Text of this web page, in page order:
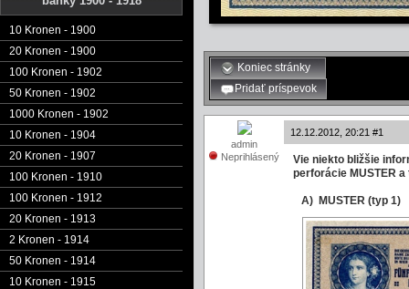
10 Kronen - 1900
20 Kronen - 1900
100 Kronen - 1902
50 Kronen - 1902
1000 Kronen - 1902
10 Kronen - 1904
20 Kronen - 1907
100 Kronen - 1910
100 Kronen - 1912
20 Kronen - 1913
2 Kronen - 1914
50 Kronen - 1914
10 Kronen - 1915
Koniec stránky
Pridať príspevok
admin
Neprihlásený
12.12.2012, 20:21 #1
Vie niekto bližšie
perforácie MUSTER
A) MUSTER